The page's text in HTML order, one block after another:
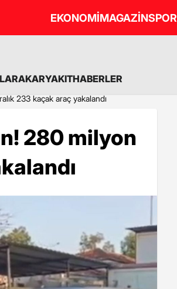
EKONOMİMAGAZİNSPOR
AKARYAKITHABERLER
233 kaçak araç yakalandı
280 milyon